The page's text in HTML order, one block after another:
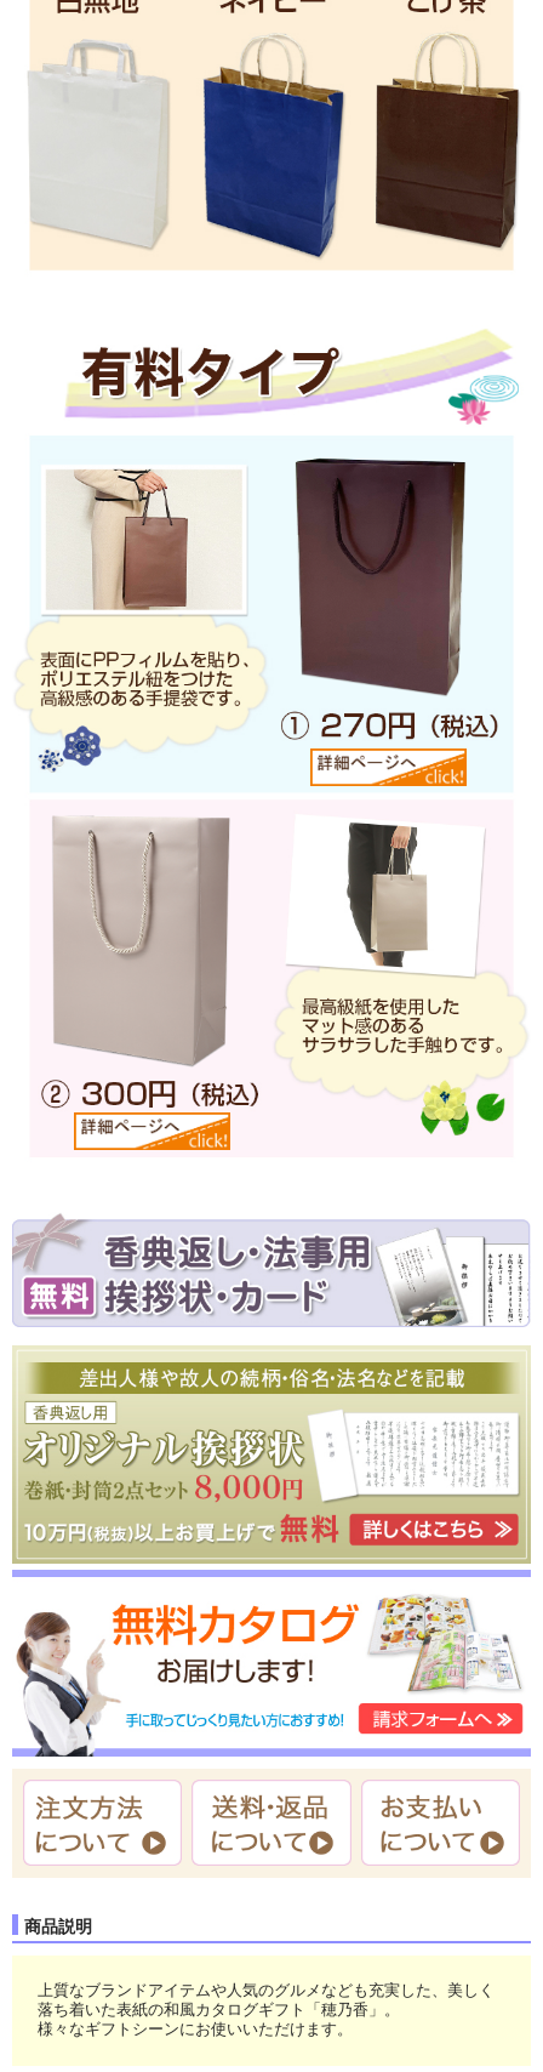
商品説明
上質なブランドアイテムや人気のグルメなども充実した、美しく
落ち着いた表紙の和風カタログギフト「穂乃香」。
様々なギフトシーンにお使いいただけます。